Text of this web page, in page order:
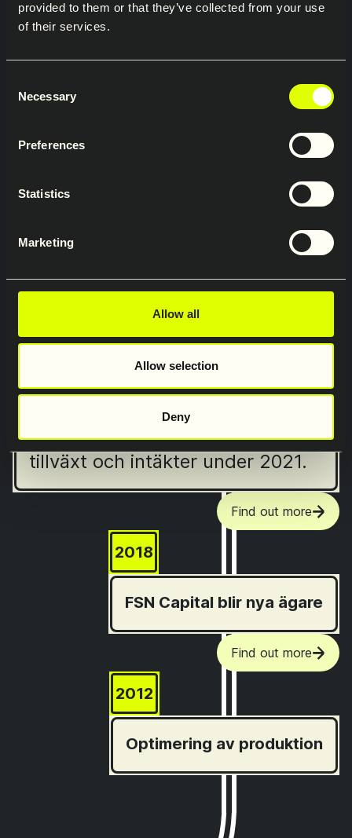
provided to them or that they’ve collected from your use
of their services.
Selection
Necessary
Preferences
Statistics
Marketing
Allow all
Allow selection
Deny
Koncernen levererar ett rekordår
strukturen fortsatte att driva
tillväxt och intäkter under 2021.
Find out more
2018
FSN Capital blir nya ägare
Find out more
2012
Optimering av produktion